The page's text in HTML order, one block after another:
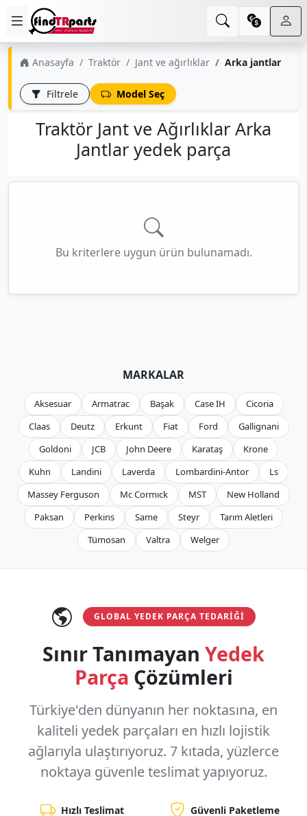
Anasayfa Traktör Jant ve ağırlıklar Arka jantlar
Filtrele Model Seç
Traktör Jant ve Ağırlıklar Arka
Jantlar yedek parça
Bu kriterlere uygun ürün bulunamadı.
MARKALAR
Aksesuar Armatrac Başak Case IH
Cicoria
Claas
Deutz Erkunt Fiat Ford
Gallignani
Goldoni
JCB John Deere Karataş
Krone
Kuhn
Landini Laverda Lombardini-Antor
Ls
Massey Ferguson
Mc Cormıck MST
New Holland
Paksan
Perkins Same Steyr
Tarım Aletleri
Tümosan
Valtra Welger
GLOBAL YEDEK PARÇA TEDARIĞI
Sınır Tanımayan Yedek
Parça Çözümleri
Türkiye'den dünyanın her noktasına, en
kaliteli yedek parçaları en hızlı lojistik
ağlarıyla ulaştırıyoruz. 7 kıtada, yüzlerce
noktaya güvenle teslimat yapıyoruz.
Hızlı Teslimat Güvenli Paketleme